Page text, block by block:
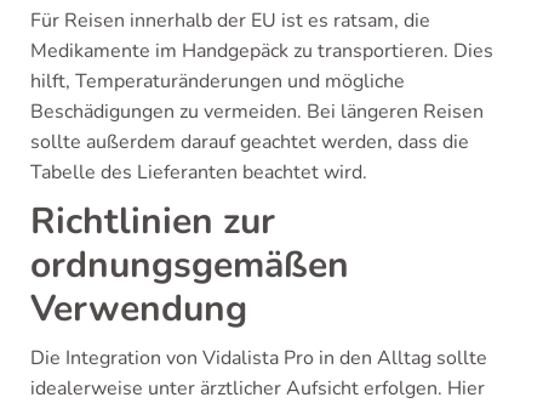
Für Reisen innerhalb der EU ist es ratsam, die
Medikamente im Handgepäck zu transportieren. Dies
hilft, Temperaturänderungen und mögliche
Beschädigungen zu vermeiden. Bei längeren Reisen
sollte außerdem darauf geachtet werden, dass die
Tabelle des Lieferanten beachtet wird.
Richtlinien zur
ordnungsgemäßen
Verwendung
Die Integration von Vidalista Pro in den Alltag sollte
idealerweise unter ärztlicher Aufsicht erfolgen. Hier